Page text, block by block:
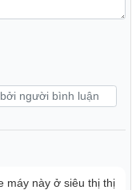
máy này ở siêu thị thị